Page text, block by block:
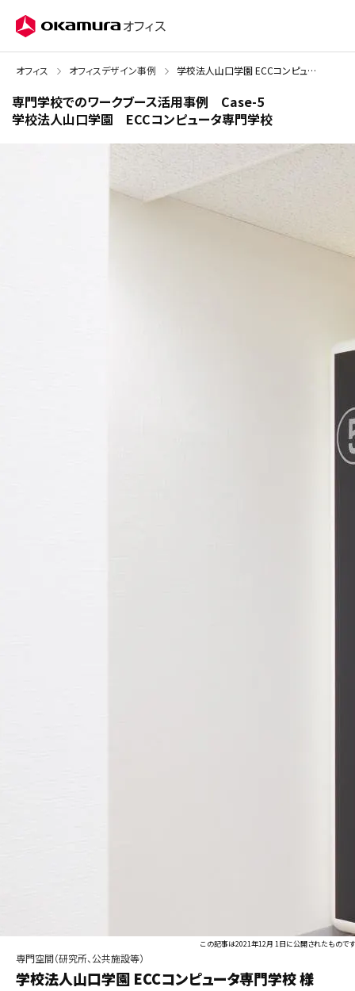
オフィス
オフィス オフィスデザイン事例 学校法人山口学園 ECCコンピュータ専門学校 様
専門学校でのワークブース活用事例 Case-5
学校法人山口学園 ECCコンピュータ専門学校
この記事は2021年12月 1日に公開されたものです
専門空間（研究所、公共施設等）
学校法人山口学園 ECCコンピュータ専門学校 様